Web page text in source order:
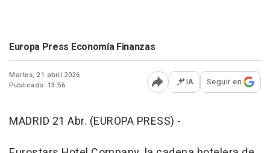
Europa Press Economía Finanzas
Martes, 21 abril 2026
Publicado: 13:56
Abrir opciones para
IA Seguir en
MADRID 21 Abr. (EUROPA PRESS) -